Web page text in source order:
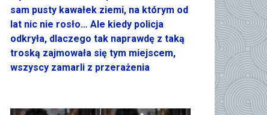
sam pusty kawałek ziemi, na którym od
lat nic nie rosło… Ale kiedy policja
odkryła, dlaczego tak naprawdę z taką
troską zajmowała się tym miejscem,
wszyscy zamarli z przerażenia